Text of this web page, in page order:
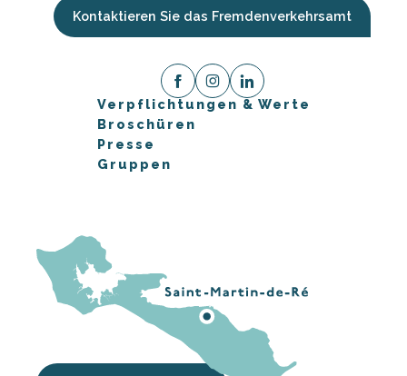
Kontaktieren Sie das Fremdenverkehrsamt
Verpflichtungen & Werte
Broschüren
Presse
Gruppen